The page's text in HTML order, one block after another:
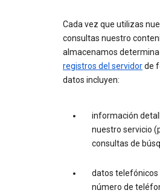
Cada vez que utilizas
consultas nuestro
almacenamos
registros del servidorde
datos incluyen:
información
nuestro servicio
consultas de
datos telefónicos
número de